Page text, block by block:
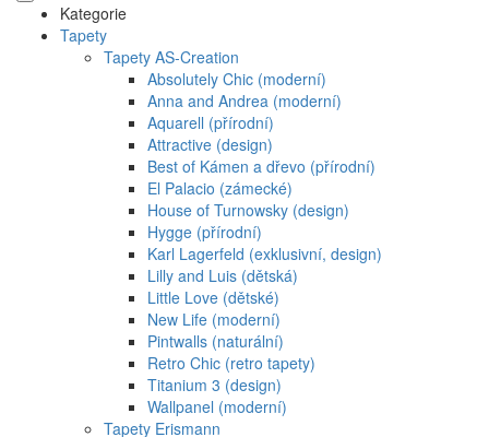
Kategorie
Tapety
Tapety AS-Creation
Absolutely Chic (moderní)
Anna and Andrea (moderní)
Aquarell (přírodní)
Attractive (design)
Best of Kámen a dřevo (přírodní)
El Palacio (zámecké)
House of Turnowsky (design)
Hygge (přírodní)
Karl Lagerfeld (exklusivní, design)
Lilly and Luis (dětská)
Little Love (dětské)
New Life (moderní)
Pintwalls (naturální)
Retro Chic (retro tapety)
Titanium 3 (design)
Wallpanel (moderní)
Tapety Erismann